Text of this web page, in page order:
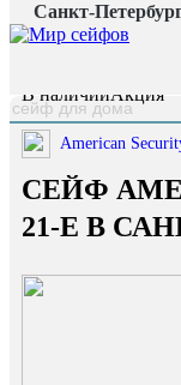
Санкт-
Главная страница /
Каталог /
В наличииАкция
American
СЕЙФ
21-E В